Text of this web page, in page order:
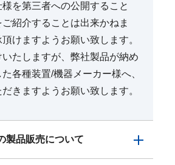
を第三者への公開すること
紹介することは出来かねま
けますようお願い致します。
たしますが、弊社製品が納め
各種装置/機器メーカー様へ、
きますようお願い致します。
製品販売について